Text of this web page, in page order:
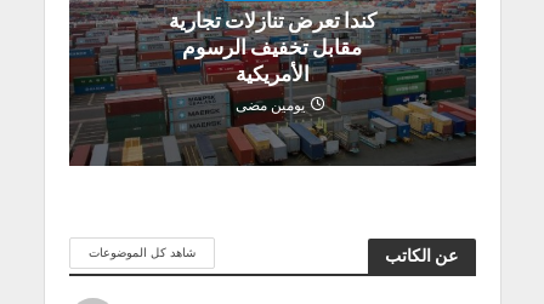
كندا تعرض تنازلات تجارية
مقابل تخفيف الرسوم
الأمريكية
يومين مضى
عن الكاتب شاهد كل الموضوعات